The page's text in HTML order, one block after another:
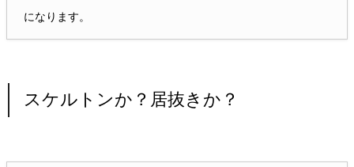
になります。
スケルトンか？居抜きか？